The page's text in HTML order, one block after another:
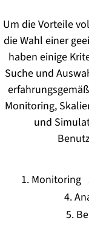
Um die Vorteile
die Wahl einer
haben einige
Suche und
Monitoring,
und
1. Monitoring
4.
5.